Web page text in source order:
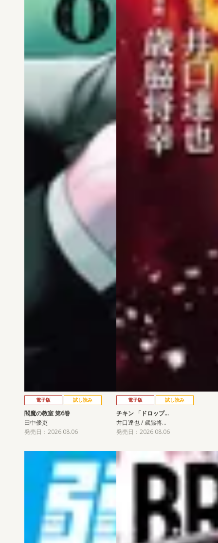
電子版 試し読み
閻魔の教室 第6巻
田中優吏
発売日：2026.08.06
電子版 試し読み
チキン 「ドロップ…
井口達也 / 歳脇将…
発売日：2026.08.06